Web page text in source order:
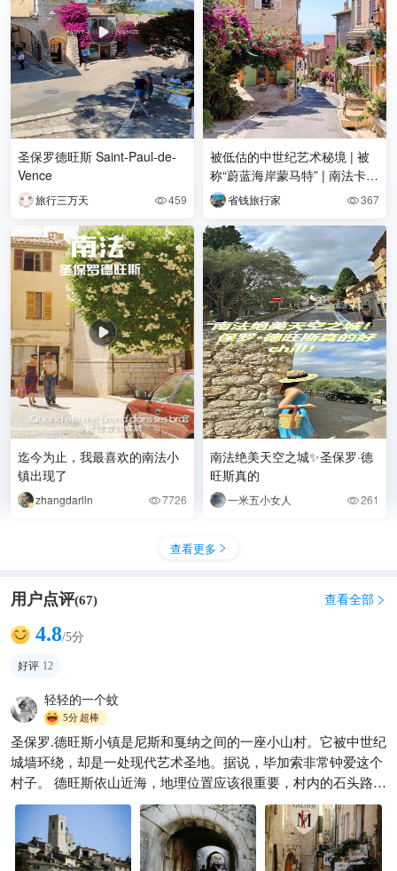
圣保罗德旺斯 Saint-Paul-de-
Vence
旅行三万天 459
迄今为止，我最喜欢的南法小
镇出现了
zhangdarlin 7726
必看南法包车/租车🚗享包车出
行APP
被低估的中世纪艺术秘境 | 被
称“蔚蓝海岸蒙马特” | 南法卡涅
高地 依山瞰海藏古村，一窗晴
色入地
省钱旅行家 367
南法绝美天空之城✨圣保罗·德
旺斯真的
一米五小女人 261
查看更多 
用户点评(67) 查看全部 
4.8/5分
好评 12
轻轻的一个蚊
5分超棒
圣保罗.德旺斯小镇是尼斯和戛纳之间的一座小山村。它被中世纪
城墙环绕，却是一处现代艺术圣地。据说，毕加索非常钟爱这个
村子。 德旺斯依山近海，地理位置应该很重要，村内的石头路蜿
蜒曲折，小路两旁林立着中世纪建筑。16世纪，法国与意大利的
战争中被二次入侵，于是，为了改善其偏低的防御能力，文艺复
兴时期的艺术文化资助者、当时的法国国王佛朗索瓦一世，在
1543年到1547年，命令建造了坚固的城墙和城门。城墙保存至